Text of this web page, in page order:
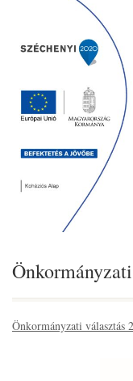
Önkormányzati választás